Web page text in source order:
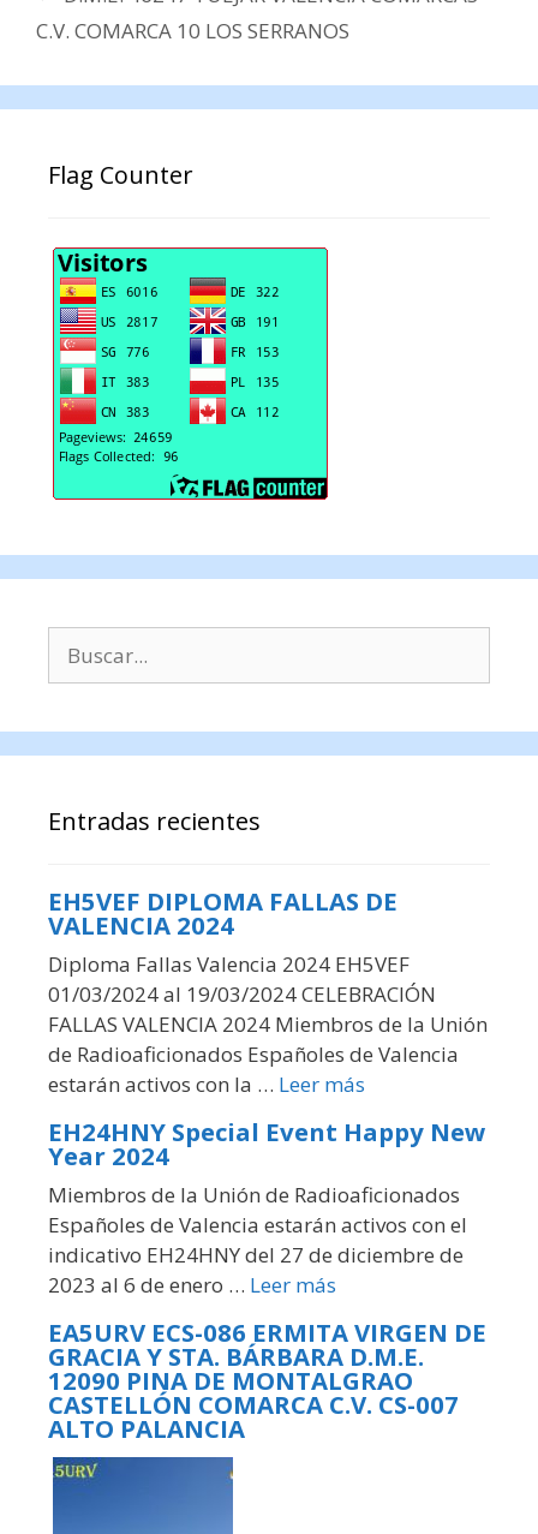
C.V. COMARCA 10 LOS SERRANOS
Flag Counter
Entradas recientes
EH5VEF DIPLOMA FALLAS DE
VALENCIA 2024
Diploma Fallas Valencia 2024 EH5VEF
01/03/2024 al 19/03/2024 CELEBRACIÓN
FALLAS VALENCIA 2024 Miembros de la Unión
de Radioaficionados Españoles de Valencia
estarán activos con la … Leer más
EH24HNY Special Event Happy New
Year 2024
Miembros de la Unión de Radioaficionados
Españoles de Valencia estarán activos con el
indicativo EH24HNY del 27 de diciembre de
2023 al 6 de enero … Leer más
EA5URV ECS-086 ERMITA VIRGEN DE
GRACIA Y STA. BÁRBARA D.M.E.
12090 PINA DE MONTALGRAO
CASTELLÓN COMARCA C.V. CS-007
ALTO PALANCIA